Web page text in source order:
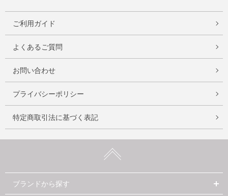
ご利用ガイド
よくあるご質問
お問い合わせ
プライバシーポリシー
特定商取引法に基づく表記
ブランドから探す